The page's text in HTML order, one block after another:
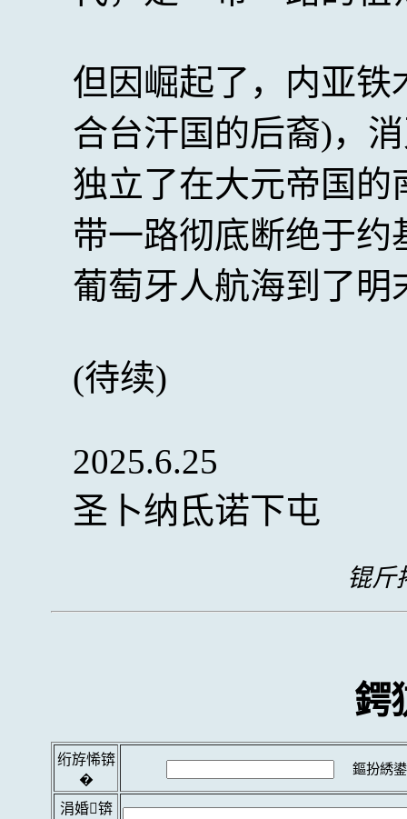
但因崛起了，内亚
合台汗国的后裔)，
独立了在大元帝国
带一路彻底断绝于约
葡萄牙人航海到了明
(待续)
2025.6.25
圣卜纳氐诺下屯
锟斤
鍔
绗斿悕锛
�
鏂扮綉
涓婚锛